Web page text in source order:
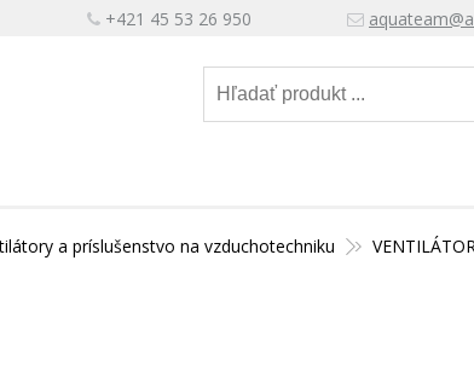
+421 45 53 26 950
a príslušenstvo na vzduchotechniku